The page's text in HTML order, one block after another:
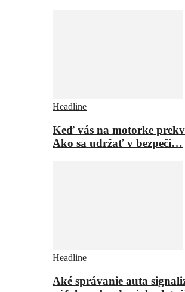
Headline
Keď vás na motorke
Ako sa udržať v bezpečí…
Headline
Aké správanie auta